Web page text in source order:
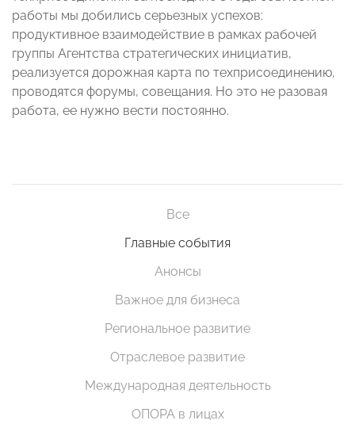
работы мы добились серьезных успехов:
продуктивное взаимодействие в рамках рабочей
группы Агентства стратегических инициатив,
реализуется дорожная карта по техприсоединению,
проводятся форумы, совещания. Но это не разовая
работа, ее нужно вести постоянно.
Все
Главные события
Анонсы
Важное для бизнеса
Региональное развитие
Отраслевое развитие
Международная деятельность
ОПОРА в лицах